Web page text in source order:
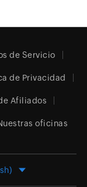
de Servicio
de Privacidad
Afiliados
oficinas